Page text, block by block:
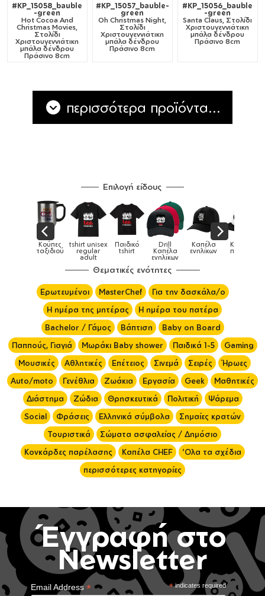
#KP_15058_bauble
-green
Hot Cocoa And
Christmas Movies,
Στολίδι
Χριστουγεννιάτικη
μπάλα δένδρου
Πράσινο 8cm
#KP_15057_bauble-
green
Oh Christmas Night,
Στολίδι
Χριστουγεννιάτικη
μπάλα δένδρου
Πράσινο 8cm
#KP_15056_bauble
-green
Santa Claus, Στολίδι
Χριστουγεννιάτικη
μπάλα δένδρου
Πράσινο 8cm
περισσότερα προϊόντα...
Επιλογή είδους
Κούπες
ταξιδιού
tshirt unisex
regular
adult
Παιδικό
tshirt
Drill
Καπέλα
ενηλίκων
Καπέλα
ενηλίκων
Καπέλα
παιδικά
Θεματικές ενότητες
Ερωτευμένοι MasterChef
Για την δασκάλα/ο
Η ημέρα της μητέρας
Η ημέρα του πατέρα
Bachelor / Γάμος
Βάπτιση
Baby on Board
Παππούς, Γιαγιά
Μωράκι Baby shower Παιδικά 1-5
Gaming
Μουσικές
Αθλητικές Επέτειος Σινεμά Σειρές
Ήρωες
Auto/moto
Γενέθλια Ζωάκια Εργασία Geek
Μαθητικές
Διάστημα
Ζώδια Θρησκευτικά Πολιτική
Ψάρεμα
Social
Φράσεις Ελληνικά σύμβολα
Σημαίες κρατών
Τουριστικά
Σώματα ασφαλείας / Δημόσιο
Κονκάρδες παρέλασης
Καπέλα CHEF
'Ολα τα σχέδια
περισσότερες κατηγορίες
Έγγραφή στο
Newsletter
*indicates required
Email Address*